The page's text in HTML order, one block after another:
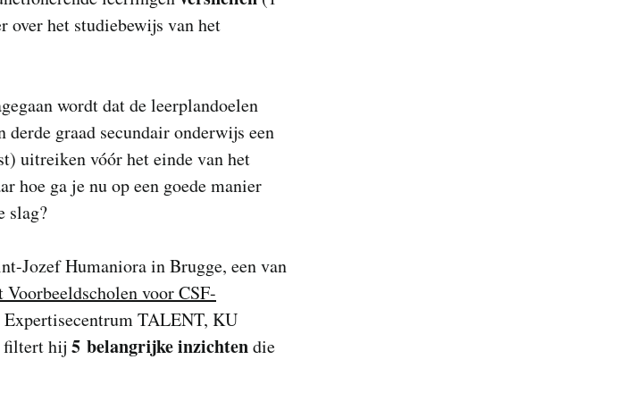
over het studiebewijs van het
wordt dat de leerplandoelen
derde graad secundair onderwijs een
uitreiken vóór het einde van het
hoe ga je nu op een goede manier
slag?
Jozef Humaniora in Brugge, een van
Voorbeeldscholen voor CSF-
Expertisecentrum TALENT, KU
filtert hij 5 belangrijke inzichtendie